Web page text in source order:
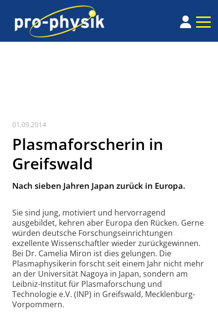
01.09.2014
Plasmaforscherin in
Greifswald
Nach sieben Jahren Japan zurück in Europa.
Sie sind jung, motiviert und hervorragend
ausgebildet, kehren aber Europa den Rücken. Gerne
würden deutsche Forschungseinrichtungen
exzellente Wissenschaftler wieder zurückgewinnen.
Bei Dr. Camelia Miron ist dies gelungen. Die
Plasmaphysikerin forscht seit einem Jahr nicht mehr
an der Universität Nagoya in Japan, sondern am
Leibniz-Institut für Plasmaforschung und
Technologie e.V. (INP) in Greifswald, Mecklenburg-
Vorpommern.